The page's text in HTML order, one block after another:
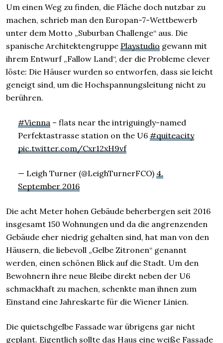
Um einen Weg zu finden, die Fläche doch nutzbar zu
machen, schrieb man den Europan-7-Wettbewerb
unter dem Motto „Suburban Challenge“ aus. Die
spanische Architektengruppe Playstudio gewann mit
ihrem Entwurf „Fallow Land“, der die Probleme clever
löste: Die Häuser wurden so entworfen, dass sie leicht
geneigt sind, um die Hochspannungsleitung nicht zu
berühren.
#Vienna – flats near the intriguingly-named
Perfektastrasse station on the U6 #quiteacity
pic.twitter.com/Cxr12xH9vf
— Leigh Turner (@LeighTurnerFCO) 4.
September 2016
Die acht Meter hohen Gebäude beherbergen seit 2016
insgesamt 150 Wohnungen und da die angrenzenden
Gebäude eher niedrig gehalten sind, hat man von den
Häusern, die liebevoll „Gelbe Zitronen“ genannt
werden, einen schönen Blick auf die Stadt. Um den
Bewohnern ihre neue Bleibe direkt neben der U6
schmackhaft zu machen, schenkte man ihnen zum
Einstand eine Jahreskarte für die Wiener Linien.
Die quietschgelbe Fassade war übrigens gar nicht
geplant. Eigentlich sollte das Haus eine weiße Fassade